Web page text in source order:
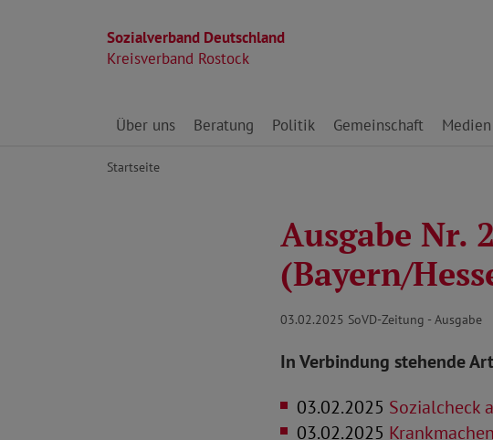
Sozialverband Deutschland
Kreisverband Rostock
Direkt zu den Inhalten springen
Über uns Beratung Politik Gemeinschaft Medien
Startseite
Ausgabe Nr.
(Bayern/
03.02.2025 SoVD-Zeitung - Ausgabe
In Verbindung stehende
03.02.2025 Sozialcheck
03.02.2025